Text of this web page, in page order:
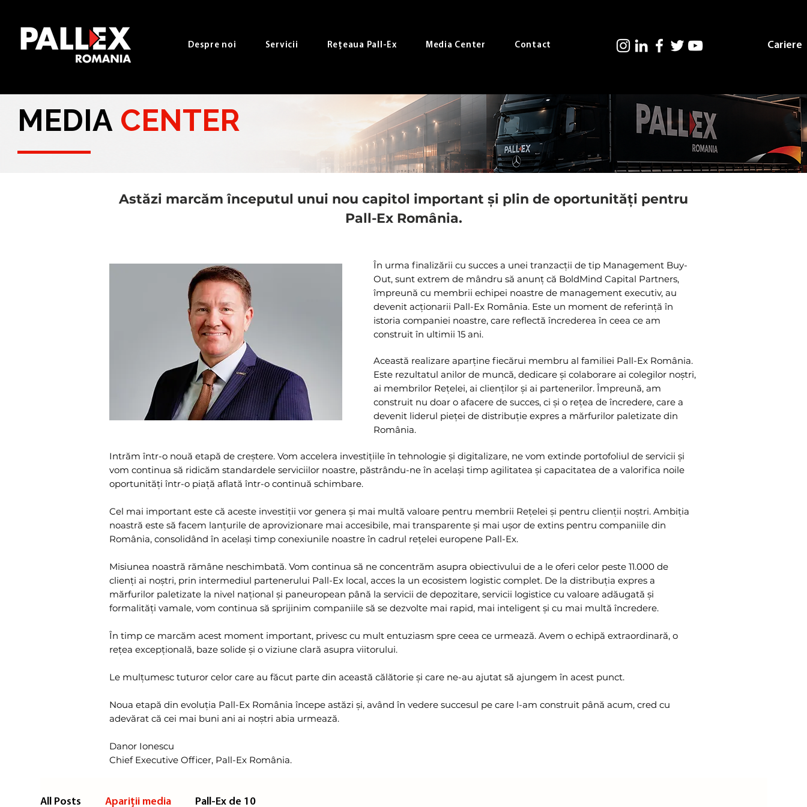
Despre noi Servicii Rețeaua Pall-Ex Media Center Contact Cariere
MEDIA CENTER
Astăzi marcăm începutul unui nou capitol important și plin de oportunități pentru
Pall-Ex România.
În urma finalizării cu succes a unei tranzacții de tip Management Buy-
Out, sunt extrem de mândru să anunț că BoldMind Capital Partners,
împreună cu membrii echipei noastre de management executiv, au
devenit acționarii Pall-Ex România. Este un moment de referință în
istoria companiei noastre, care reflectă încrederea în ceea ce am
construit în ultimii 15 ani.
Această realizare aparține fiecărui membru al familiei Pall-Ex România.
Este rezultatul anilor de muncă, dedicare și colaborare ai colegilor noștri,
ai membrilor Rețelei, ai clienților și ai partenerilor. Împreună, am
construit nu doar o afacere de succes, ci și o rețea de încredere, care a
devenit liderul pieței de distribuție expres a mărfurilor paletizate din
România.
Intrăm într-o nouă etapă de creștere. Vom accelera investițiile în tehnologie și digitalizare, ne vom extinde portofoliul de servicii și
vom continua să ridicăm standardele serviciilor noastre, păstrându-ne în același timp agilitatea și capacitatea de a valorifica noile
oportunități într-o piață aflată într-o continuă schimbare.
Cel mai important este că aceste investiții vor genera și mai multă valoare pentru membrii Rețelei și pentru clienții noștri. Ambiția
noastră este să facem lanțurile de aprovizionare mai accesibile, mai transparente și mai ușor de extins pentru companiile din
România, consolidând în același timp conexiunile noastre în cadrul rețelei europene Pall-Ex.
Misiunea noastră rămâne neschimbată. Vom continua să ne concentrăm asupra obiectivului de a le oferi celor peste 11.000 de
clienți ai noștri, prin intermediul partenerului Pall-Ex local, acces la un ecosistem logistic complet. De la distribuția expres a
mărfurilor paletizate la nivel național și paneuropean până la servicii de depozitare, servicii logistice cu valoare adăugată și
formalități vamale, vom continua să sprijinim companiile să se dezvolte mai rapid, mai inteligent și cu mai multă încredere.
În timp ce marcăm acest moment important, privesc cu mult entuziasm spre ceea ce urmează. Avem o echipă extraordinară, o
rețea excepțională, baze solide și o viziune clară asupra viitorului.
Le mulțumesc tuturor celor care au făcut parte din această călătorie și care ne-au ajutat să ajungem în acest punct.
Noua etapă din evoluția Pall-Ex România începe astăzi și, având în vedere succesul pe care l-am construit până acum, cred cu
adevărat că cei mai buni ani ai noștri abia urmează.
Danor Ionescu
Chief Executive Officer, Pall-Ex România.
All Posts Apariții media Pall-Ex de 10